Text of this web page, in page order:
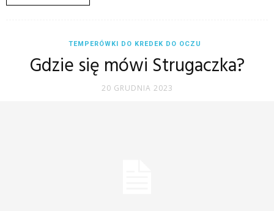
TEMPERÓWKI DO KREDEK DO OCZU
Gdzie się mówi Strugaczka?
20 GRUDNIA 2023